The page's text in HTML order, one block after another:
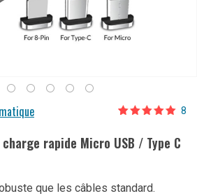
sur
notations
8
rapide Micro USB / Type C
que les câbles standard.